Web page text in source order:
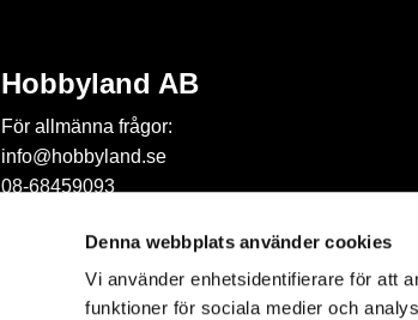
Denna webbplats använder cookies
Vi använder enhetsidentifierare för att
funktioner för sociala medier och
Hobbyland AB
För allmänna frågor:
info@hobbyland.se
08-68459093
order@hobbyland.se
08-68459093